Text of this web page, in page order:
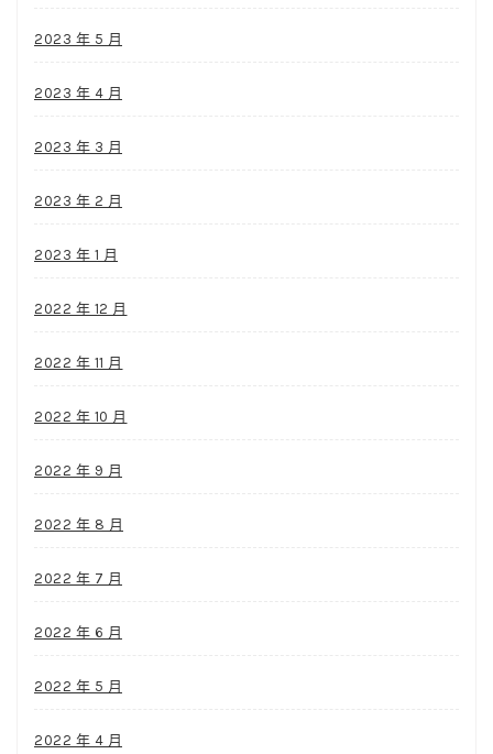
2023 年 5 月
2023 年 4 月
2023 年 3 月
2023 年 2 月
2023 年 1 月
2022 年 12 月
2022 年 11 月
2022 年 10 月
2022 年 9 月
2022 年 8 月
2022 年 7 月
2022 年 6 月
2022 年 5 月
2022 年 4 月